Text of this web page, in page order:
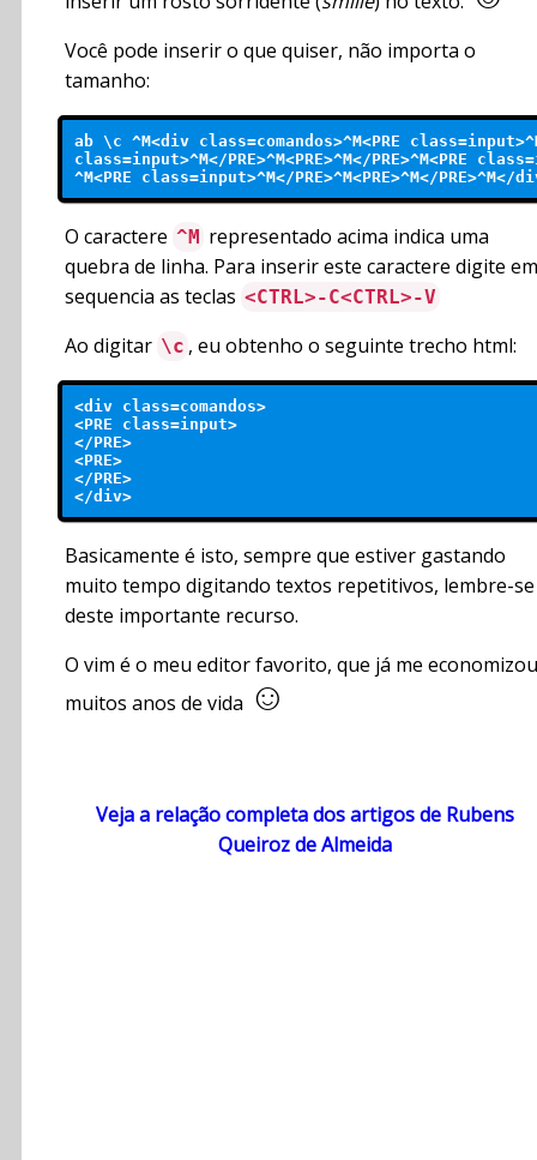
Você pode inserir o que quiser, não importa o
tamanho:
ab \c ^M<div class=comandos>^M<PRE class=input>^M</
class=input>^M</PRE>^M<PRE>^M</PRE>^M<PRE
O caractere ^M representado acima indica uma
quebra de linha. Para inserir este caractere digite em
sequencia as teclas <CTRL>-C<CTRL>-V
Ao digitar \c , eu obtenho o seguinte trecho html:
<div class=comandos>
<PRE class=input>
</PRE>
<PRE>
</PRE>
Basicamente é isto, sempre que estiver gastando
muito tempo digitando textos repetitivos, lembre-se
deste importante recurso.
O vim é o meu editor favorito, que já me economizou
muitos anos de vida ☺
Veja a relação completa dos artigos de Rubens
Queiroz de Almeida